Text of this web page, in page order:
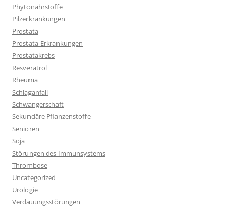
Phytonährstoffe
Pilzerkrankungen
Prostata
Prostata-Erkrankungen
Prostatakrebs
Resveratrol
Rheuma
Schlaganfall
Schwangerschaft
Sekundäre Pflanzenstoffe
Senioren
Soja
Störungen des Immunsystems
Thrombose
Uncategorized
Urologie
Verdauungsstörungen